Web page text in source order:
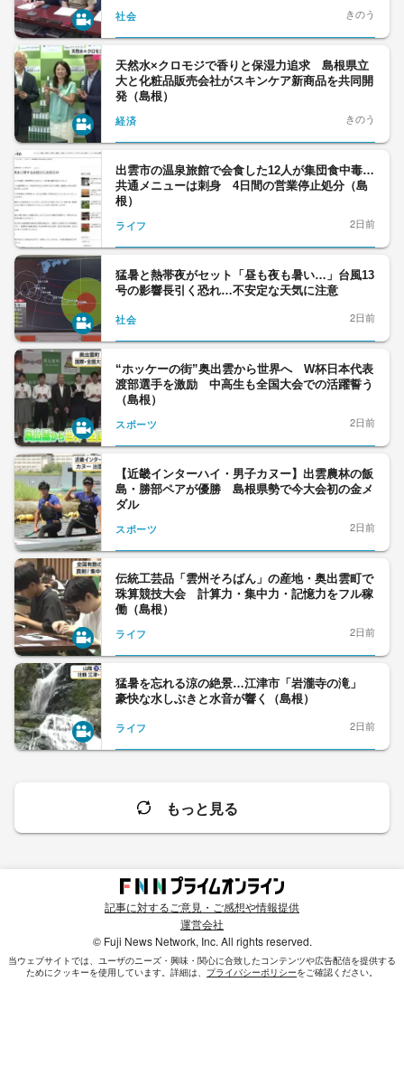
社会
きのう
天然水×クロモジで香りと保湿力追求 島根県立
大と化粧品販売会社がスキンケア新商品を共同開
発（島根）
経済
きのう
出雲市の温泉旅館で会食した12人が集団食中毒…
共通メニューは刺身 4日間の営業停止処分（島
根）
ライフ
2日前
猛暑と熱帯夜がセット「昼も夜も暑い…」台風13
号の影響長引く恐れ…不安定な天気に注意
社会 2日前
“ホッケーの街”奥出雲から世界へ W杯日本代表
渡部選手を激励 中高生も全国大会での活躍誓う
（島根）
スポーツ
2日前
【近畿インターハイ・男子カヌー】出雲農林の飯
島・勝部ペアが優勝 島根県勢で今大会初の金メ
ダル
スポーツ
2日前
伝統工芸品「雲州そろばん」の産地・奥出雲町で
珠算競技大会 計算力・集中力・記憶力をフル稼
働（島根）
ライフ
2日前
猛暑を忘れる涼の絶景…江津市「岩瀧寺の滝」
豪快な水しぶきと水音が響く（島根）
ライフ 2日前
もっと見る
記事に対するご意見・ご感想や情報提供
運営会社
© Fuji News Network, Inc. All rights reserved.
当ウェブサイトでは、ユーザのニーズ・興味・関⼼に合致したコンテンツや広告配信を提供する
ためにクッキーを使⽤しています。詳細は、 プライバシーポリシーをご確認ください。